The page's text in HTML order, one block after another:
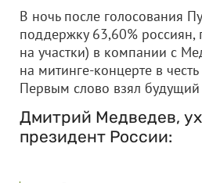
В ночь после голосования
поддержку 63,60%
на участки) в компании с
на митинге-концерте в
Первым слово взял
Дмитрий Медведев,
президент России: